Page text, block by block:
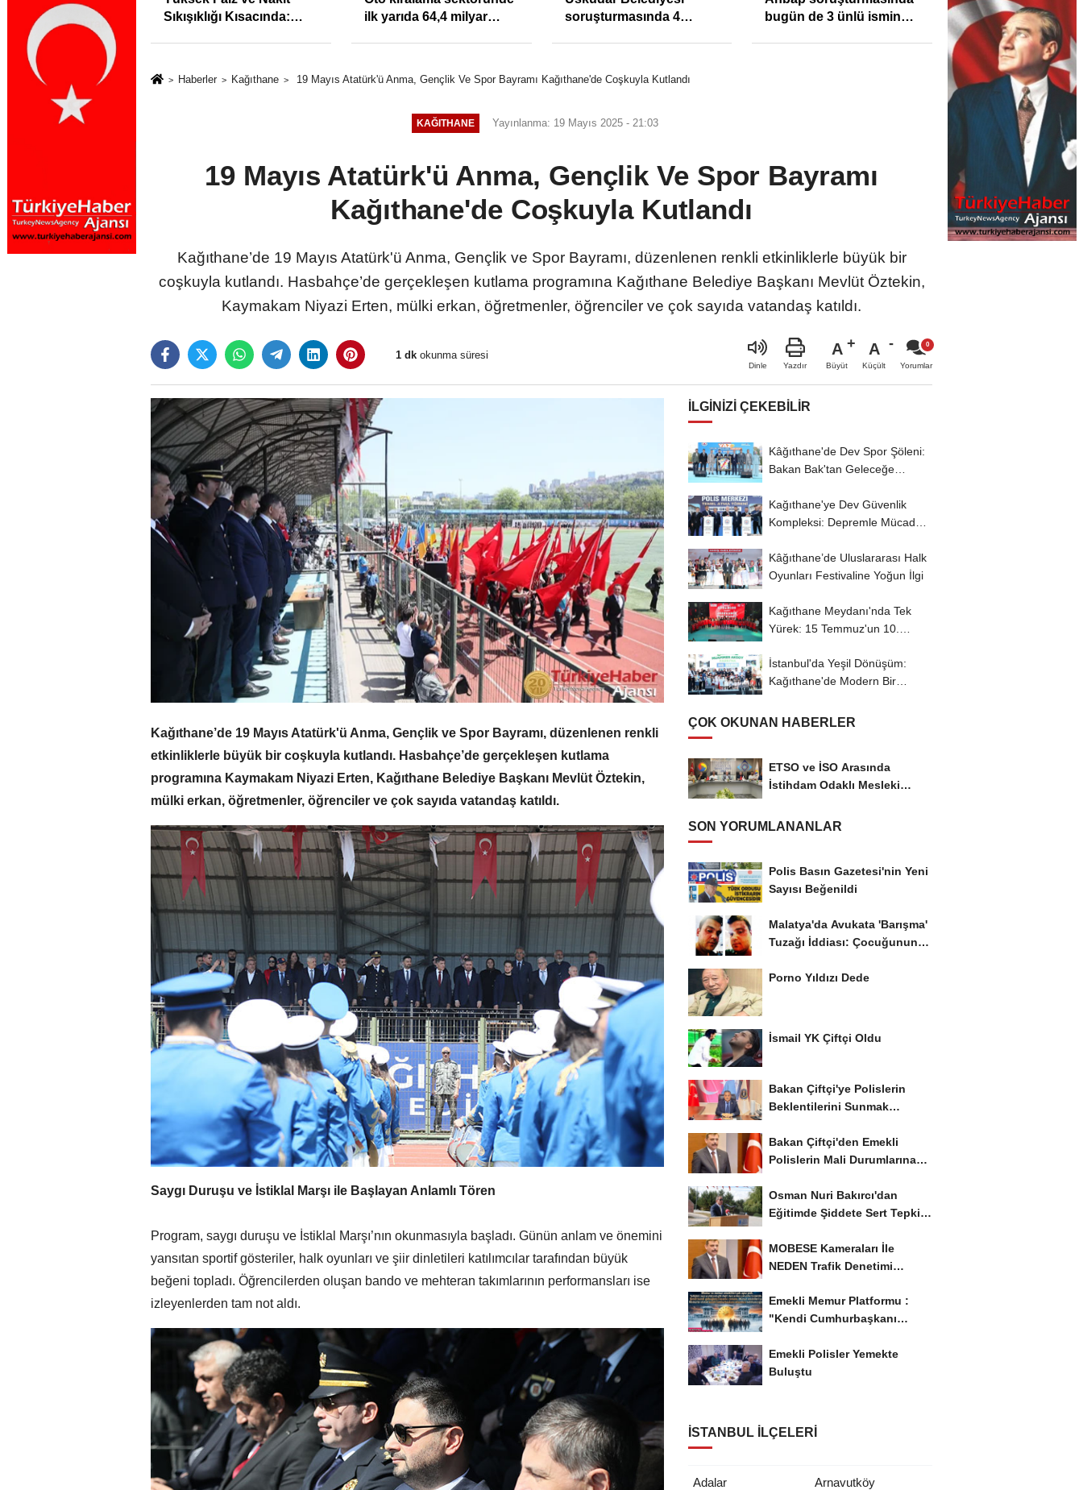
%31,75;
%50,49 olarak
Sıkışıklığı Kısacında:
ilk yarıda 64,4 milyar
soruşturmasında 4
bugün de 3 ünlü ismin
Haberler Kağıthane 19 Mayıs Atatürk'ü Anma, Gençlik Ve Spor Bayramı Kağıthane'de Coşkuyla Kutlandı
KAĞITHANE Yayınlanma: 19 Mayıs 2025 - 21:03
19 Mayıs Atatürk'ü Anma, Gençlik Ve Spor Bayramı
Kağıthane'de Coşkuyla Kutlandı
Kağıthane’de 19 Mayıs Atatürk'ü Anma, Gençlik ve Spor Bayramı, düzenlenen renkli etkinliklerle büyük bir
coşkuyla kutlandı. Hasbahçe’de gerçekleşen kutlama programına Kağıthane Belediye Başkanı Mevlüt Öztekin,
Kaymakam Niyazi Erten, mülki erkan, öğretmenler, öğrenciler ve çok sayıda vatandaş katıldı.
1 dk okunma süresi
Dinle Yazdır
A
Büyüt
A
Küçült Yorumlar
Kağıthane’de 19 Mayıs Atatürk'ü Anma, Gençlik ve Spor Bayramı, düzenlenen renkli
etkinliklerle büyük bir coşkuyla kutlandı. Hasbahçe’de gerçekleşen kutlama
programına Kaymakam Niyazi Erten, Kağıthane Belediye Başkanı Mevlüt Öztekin,
mülki erkan, öğretmenler, öğrenciler ve çok sayıda vatandaş katıldı.
Saygı Duruşu ve İstiklal Marşı ile Başlayan Anlamlı Tören
Program, saygı duruşu ve İstiklal Marşı’nın okunmasıyla başladı. Günün anlam ve önemini
yansıtan sportif gösteriler, halk oyunları ve şiir dinletileri katılımcılar tarafından büyük
beğeni topladı. Öğrencilerden oluşan bando ve mehteran takımlarının performansları ise
izleyenlerden tam not aldı.
İLGINIZI ÇEKEBILIR
Kâğıthane'de Dev Spor Şöleni:
Bakan Bak'tan Geleceğe
Kağıthane'ye Dev Güvenlik
Kompleksi: Depremle Mücadele
Kâğıthane’de Uluslararası Halk
Oyunları Festivaline Yoğun İlgi
Kağıthane Meydanı'nda Tek
Yürek: 15 Temmuz'un 10.
İstanbul'da Yeşil Dönüşüm:
Kağıthane'de Modern Bir
ÇOK OKUNAN HABERLER
ETSO ve İSO Arasında
İstihdam Odaklı Mesleki
SON YORUMLANANLAR
Polis Basın Gazetesi'nin Yeni
Sayısı Beğenildi
Malatya'da Avukata 'Barışma'
Tuzağı İddiası: Çocuğunun
Porno Yıldızı Dede
İsmail YK Çiftçi Oldu
Bakan Çiftçi'ye Polislerin
Beklentilerini Sunmak
Bakan Çiftçi'den Emekli
Polislerin Mali Durumlarına
Osman Nuri Bakırcı'dan
Eğitimde Şiddete Sert Tepki:
MOBESE Kameraları İle
NEDEN Trafik Denetimi
Emekli Memur Platformu :
"Kendi Cumhurbaşkanı
Emekli Polisler Yemekte
Buluştu
İSTANBUL İLÇELERI
Adalar
Arnavutköy